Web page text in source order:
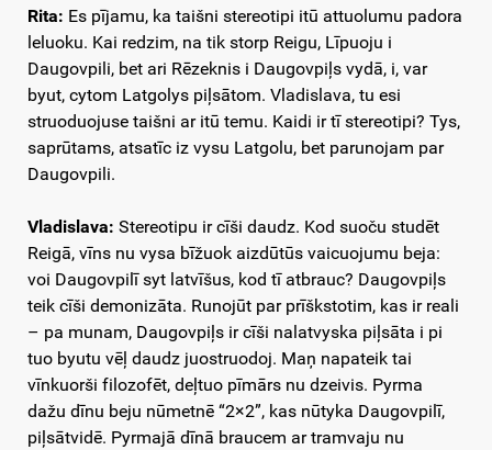
Rita: Es pījamu, ka taišni stereotipi itū attuolumu padora
leluoku. Kai redzim, na tik storp Reigu, Līpuoju i
Daugovpili, bet ari Rēzeknis i Daugovpiļs vydā, i, var
byut, cytom Latgolys piļsātom. Vladislava, tu esi
struoduojuse taišni ar itū temu. Kaidi ir tī stereotipi? Tys,
saprūtams, atsatīc iz vysu Latgolu, bet parunojam par
Daugovpili.
Vladislava: Stereotipu ir cīši daudz. Kod suoču studēt
Reigā, vīns nu vysa bīžuok aizdūtūs vaicuojumu beja:
voi Daugovpilī syt latvīšus, kod tī atbrauc? Daugovpiļs
teik cīši demonizāta. Runojūt par prīškstotim, kas ir reali
– pa munam, Daugovpiļs ir cīši nalatvyska piļsāta i pi
tuo byutu vēļ daudz juostruodoj. Maņ napateik tai
vīnkuorši filozofēt, deļtuo pīmārs nu dzeivis. Pyrma
dažu dīnu beju nūmetnē “2×2”, kas nūtyka Daugovpilī,
piļsātvidē. Pyrmajā dīnā braucem ar tramvaju nu